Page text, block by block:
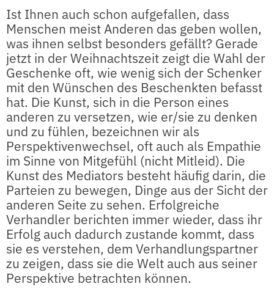
Ist Ihnen auch schon aufgefallen, dass
Menschen meist Anderen das geben wollen,
was ihnen selbst besonders gefällt? Gerade
jetzt in der Weihnachtszeit zeigt die Wahl der
Geschenke oft, wie wenig sich der Schenker
mit den Wünschen des Beschenkten befasst
hat. Die Kunst, sich in die Person eines
anderen zu versetzen, wie er/sie zu denken
und zu fühlen, bezeichnen wir als
Perspektivenwechsel, oft auch als Empathie
im Sinne von Mitgefühl (nicht Mitleid). Die
Kunst des Mediators besteht häufig darin, die
Parteien zu bewegen, Dinge aus der Sicht der
anderen Seite zu sehen. Erfolgreiche
Verhandler berichten immer wieder, dass ihr
Erfolg auch dadurch zustande kommt, dass
sie es verstehen, dem Verhandlungspartner
zu zeigen, dass sie die Welt auch aus seiner
Perspektive betrachten können.